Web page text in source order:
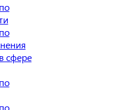
сфере